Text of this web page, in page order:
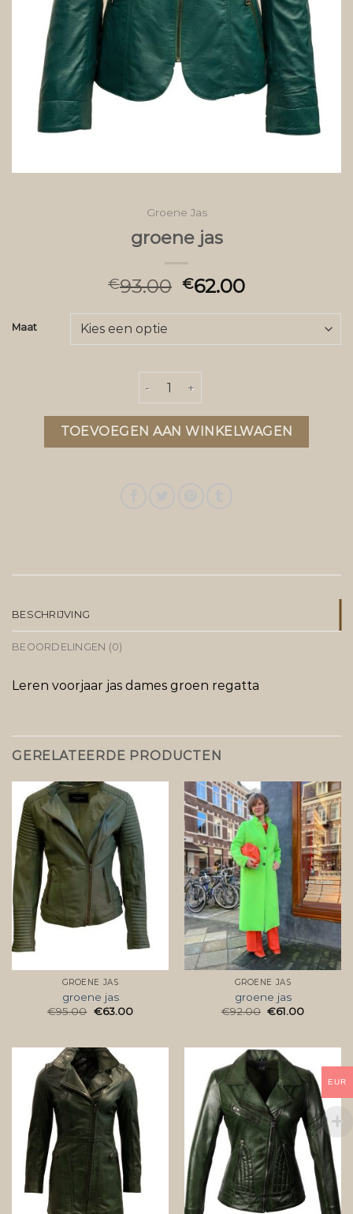
Groene Jas
groene jas
€93.00 €62.00
Maat
groene jas aantal
TOEVOEGEN AAN WINKELWAGEN
BESCHRIJVING
BEOORDELINGEN (0)
Leren voorjaar jas dames groen regatta
GERELATEERDE PRODUCTEN
GROENE JAS
groene jas
€95.00 €63.00
GROENE JAS
groene jas
€92.00 €61.00
EUR